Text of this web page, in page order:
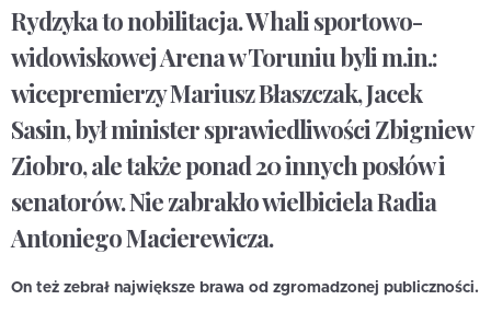
Rydzyka to nobilitacja. W hali sportowo-
widowiskowej Arena w Toruniu byli m.in.:
wicepremierzy Mariusz Błaszczak, Jacek
Sasin, był minister sprawiedliwości Zbigniew
Ziobro, ale także ponad 20 innych posłów i
senatorów. Nie zabrakło wielbiciela Radia
Antoniego Macierewicza.
On też zebrał największe brawa od zgromadzonej publiczności.